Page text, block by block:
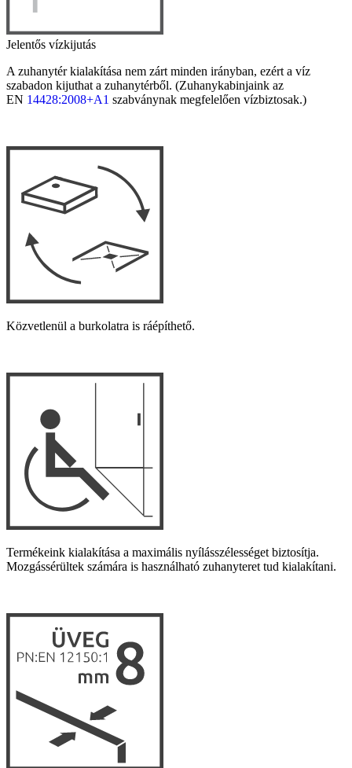
Jelentős vízkijutás
A zuhanytér kialakítása nem zárt minden irányban, ezért a víz
szabadon kijuthat a zuhanytérből. (Zuhanykabinjaink az
EN 14428:2008+A1 szabványnak megfelelően vízbiztosak.)
Közvetlenül a burkolatra is ráépíthető.
Termékeink kialakítása a maximális nyílásszélességet biztosítja.
Mozgássérültek számára is használható zuhanyteret tud kialakítani.